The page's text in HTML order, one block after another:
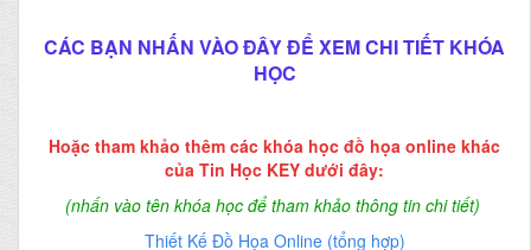
CÁC BẠN NHẤN VÀO ĐÂY ĐỂ XEM CHI TIẾT KHÓA
HỌC
Hoặc tham khảo thêm các khóa học đồ họa online khác
của Tin Học KEY dưới đây:
(nhấn vào tên khóa học để tham khảo thông tin chi tiết)
Thiết Kế Đồ Họa Online (tổng hợp)